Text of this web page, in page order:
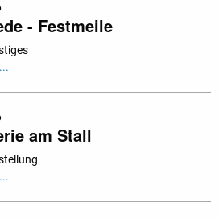
- Festmeile
am Stall